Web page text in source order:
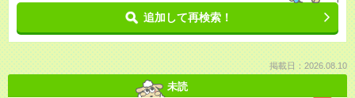
追加して再検索！
掲載日：2026.08.10
未読